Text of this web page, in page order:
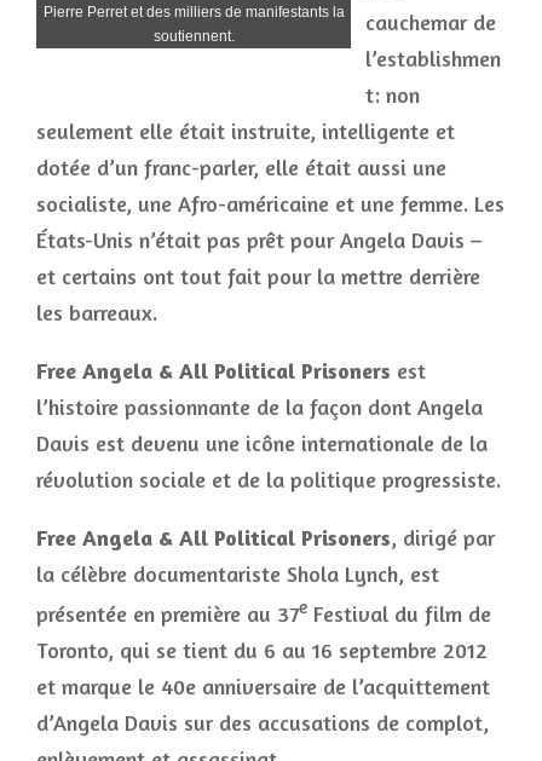
Pierre Perret et des milliers de manifestants la
soutiennent.
cauchemar de
l’establishmen
t: non
seulement elle était instruite, intelligente et
dotée d’un franc-parler, elle était aussi une
socialiste, une Afro-américaine et une femme. Les
États-Unis n’était pas prêt pour Angela Davis –
et certains ont tout fait pour la mettre derrière
les barreaux.
Free Angela & All Political Prisoners est
l’histoire passionnante de la façon dont Angela
Davis est devenu une icône internationale de la
révolution sociale et de la politique progressiste.
Free Angela & All Political Prisoners, dirigé par
la célèbre documentariste Shola Lynch, est
présentée en première au 37e Festival du film de
Toronto, qui se tient du 6 au 16 septembre 2012
et marque le 40e anniversaire de l’acquittement
d’Angela Davis sur des accusations de complot,